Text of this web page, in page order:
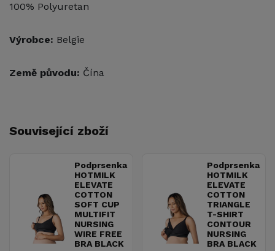
100% Polyuretan
Výrobce: Belgie
Země původu: Čína
Související zboží
Podprsenka
HOTMILK
ELEVATE
COTTON
SOFT CUP
MULTIFIT
NURSING
WIRE FREE
BRA BLACK
Podprsenka
HOTMILK
ELEVATE
COTTON
TRIANGLE
T-SHIRT
CONTOUR
NURSING
BRA BLACK